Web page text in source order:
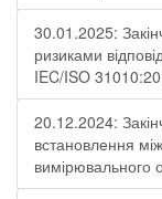
30.01.2025:
ризиками
IEC/ISO
20.12.2024:
встановлення
вимірювального